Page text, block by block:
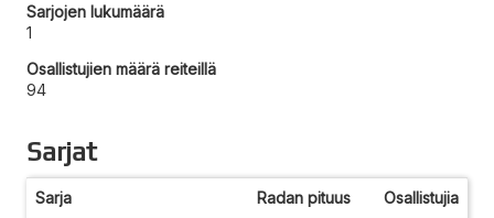
Sarjojen lukumäärä
1
Osallistujien määrä reiteillä
94
Sarjat
Sarja Radan pituus Osallistujia